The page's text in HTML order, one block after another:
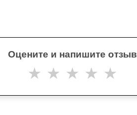
Оцените и напишите отзыв
★ ★ ★ ★ ★